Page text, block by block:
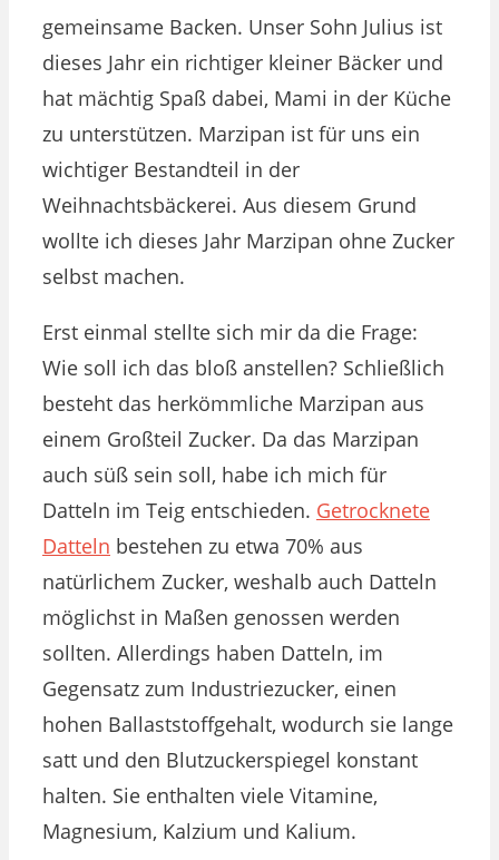
gemeinsame Backen. Unser Sohn Julius ist
dieses Jahr ein richtiger kleiner Bäcker und
hat mächtig Spaß dabei, Mami in der Küche
zu unterstützen. Marzipan ist für uns ein
wichtiger Bestandteil in der
Weihnachtsbäckerei. Aus diesem Grund
wollte ich dieses Jahr Marzipan ohne Zucker
selbst machen.
Erst einmal stellte sich mir da die Frage:
Wie soll ich das bloß anstellen? Schließlich
besteht das herkömmliche Marzipan aus
einem Großteil Zucker. Da das Marzipan
auch süß sein soll, habe ich mich für
Datteln im Teig entschieden. Getrocknete
Datteln bestehen zu etwa 70% aus
natürlichem Zucker, weshalb auch Datteln
möglichst in Maßen genossen werden
sollten. Allerdings haben Datteln, im
Gegensatz zum Industriezucker, einen
hohen Ballaststoffgehalt, wodurch sie lange
satt und den Blutzuckerspiegel konstant
halten. Sie enthalten viele Vitamine,
Magnesium, Kalzium und Kalium.